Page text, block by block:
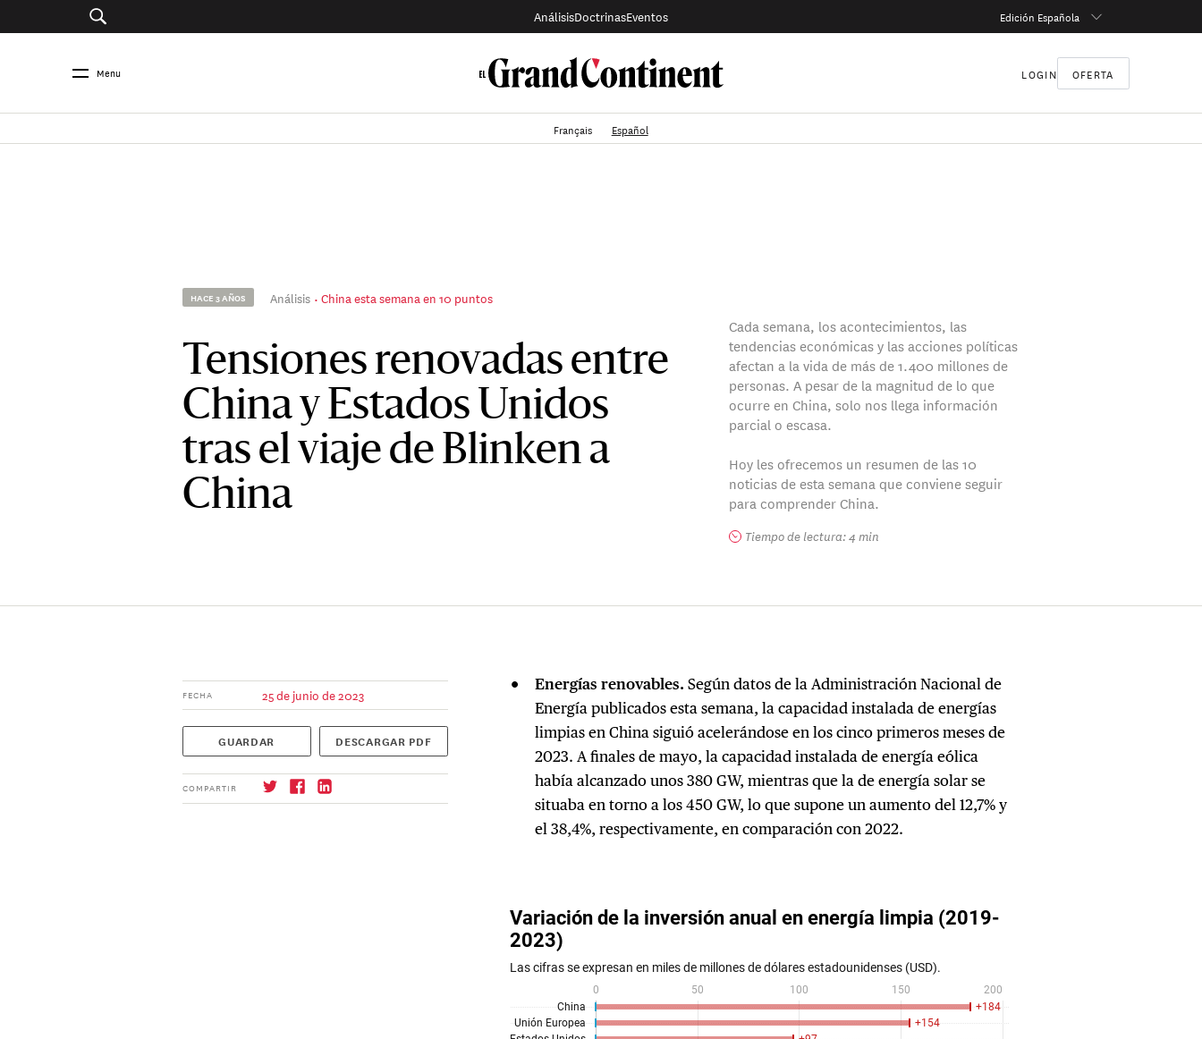
AnálisisDoctrinasEventos Edición Española
Menu LOGIN OFERTA
Français Español
HACE 3 AÑOS Análisis China esta semana en 10 puntos
Tensiones renovadas entre
China y Estados Unidos
tras el viaje de Blinken a
China
Cada semana, los acontecimientos, las
tendencias económicas y las acciones políticas
afectan a la vida de más de 1.400 millones de
personas. A pesar de la magnitud de lo que
ocurre en China, solo nos llega información
parcial o escasa.
Hoy les ofrecemos un resumen de las 10
noticias de esta semana que conviene seguir
para comprender China.
Tiempo de lectura: 4 min
FECHA 25 de junio de 2023
GUARDAR DESCARGAR PDF
COMPARTIR
Energías renovables. Según datos de la Administración Nacional de
Energía publicados esta semana, la capacidad instalada de energías
limpias en China siguió acelerándose en los cinco primeros meses de
2023. A finales de mayo, la capacidad instalada de energía eólica
había alcanzado unos 380 GW, mientras que la de energía solar se
situaba en torno a los 450 GW, lo que supone un aumento del 12,7% y
el 38,4%, respectivamente, en comparación con 2022.